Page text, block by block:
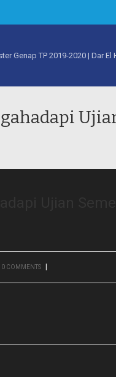
0 COMMENTS |